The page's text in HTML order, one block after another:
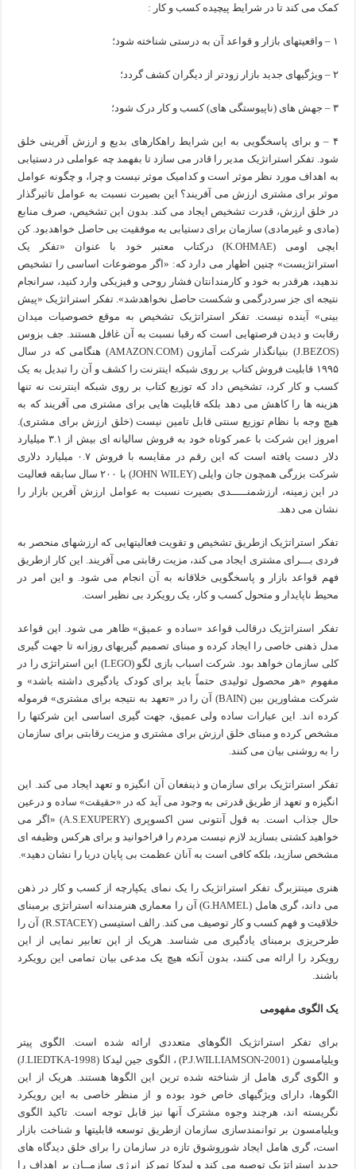
کمک می کند تا در شرایط پیچیده کسب و کار :
۱ – واقعیتهای بازار و قواعد آن به درستی شناخته شود؛
۲ – ویژگیهای جدید بازار زودتر از دیگران کشف گردد؛
۳ – جهش های (ناپیوستگی های) کسب و کار درک شود؛
۴ – و برای پاسخگویی به این شرایط راهکارهای بدیع و ارزش آفرینی خلق
شود. تفکر استراتژیک مدیر را قادر می سازد تا بفهمد چه عواملی در دستیابی
به اهداف مورد نظر موثر است و کدامیک موثر نیست و چرا، و چگونه عوامل
موثر برای مشتری ارزش می آفریند؟ این بصیرت نسبت به عوامل تاثیرگذار
در خلق ارزش، قدرت تشخیص ایجاد می کند. بدون این تشخیص، صرف منابع
(مادی و غیرمادی) سازمان برای دستیابی به موفقیت بی حاصل خواهدبود. کن
ایچی اومی (K.OHMAE) درکتاب معتبر خود با عنوان «تفکر یک
استراتژیست» چنین اظهار می دارد که: «اگر موضوعات اساسی را تشخیص
ندهید، هرقدر به خود و کارمندانتان فشار روحی و فیزیکی وارد کنید، سرانجام
نتیجه ای جز سردرگمی و شکست حاصل نخواهدشد». تفکر استراتژیک «پیش
بینی» آینده نیست. تفکر استراتژیک تشخیص به موقع خصوصیات میدان
رقابت و دیدن فرصتهایی است که رقبا نسبت به آن غافل هستند. جف بزوس
(J.BEZOS) بنیانگذار شرکت آمازون (AMAZON.COM) هنگامی که در سال
۱۹۹۵ قابلیت فروش کتاب بر روی شبکه اینترنت را کشف و آن را تبدیل به یک
کسب و کار کرد، تشخیص داد که توزیع کتاب بر روی شبکه اینترنت نه تنها
هزینه ها را کاهش می دهد بلکه قابلیت هایی برای مشتری می آفریند که به
هیچ وجه با نظام توزیع سنتی قابل تامین نیست (خلق ارزش برای مشتری).
امروز این شرکت با عمر کوتاه خود به فروش سالیانه ای بیش از ۳.۱ میلیارد
دلار دست یافته است که این رقم در مقایسه با فروش ۰.۷ میلیارد دلاری
شرکت بزرگی همچون جان وایلی (JOHN WILEY) با ۲۰۰ سال سابقه فعالیت
در این زمینه، ارزشمنـــــدی بصیرت نسبت به عوامل ارزش آفرین بازار را
نشان می دهد.
تفکر استراتژیک ازطریق تشخیص و تقویت فعالیتهایی که ارزشهای منحصر به
فردی بـــرای مشتری ایجاد می کند، مزیت رقابتی می آفریند. این کار ازطریق
فهم قواعد بازار و پاسخگویی خلاقانه به آن انجام می شود. و این امر در
محیط ناپایدار و متحول کسب و کار، یک رویکرد بی نظیر است.
تفکر استراتژیک درقالب قواعد «ساده و عمیق» ظاهر می شود. این قواعد
مدل ذهنی خاصی را ایجاد کرده و مبنای تصمیم گیریهای روزانه تا جهت گیری
کلی سازمان خواهد بود. شرکت اسباب بازی لگو (LEGO) این استراتژی را در
مفهوم «هر محصول تولیدی حتماً باید برای کودک یادگیری داشته باشد» و
شرکت مشاورین بین (BAIN) آن را در «تعهد به نتیجه برای مشتری» فرموله
کرده اند. این عبارات ساده ولی عمیق، جهت گیری اساسی این شرکتها را
مشخص کرده و مبنای خلق ارزش برای مشتری و مزیت رقابتی برای سازمان
را به روشنی بیان می کنند.
تفکر استراتژیک برای سازمان و ذینفعان آن انگیزه و تعهد ایجاد می کند. این
انگیزه و تعهد از طریق قدرتی به وجود می آید که در «حقیقت» ساده و درعین
حال جذاب است. به قول آنتونی سن اکسوپری (A.S.EXUPERY) «اگر می
خواهید کشتی بسازید لازم نیست مردم را فراخوانید و برای هرکس وظیفه ای
مشخص سازید، بلکه کافی است به آنان عظمت بی پایان دریا را نشان دهید».
هنری مینتزبرگ تفکر استراتژیک را یک نمای یکپارچه از کسب و کار در ذهن
می داند، گری هامل (G.HAMEL) آن را معماری هنرمندانه استراتژی برمبنای
خلاقیت و فهم کسب و کار توصیف می کند. رالف استیسی (R.STACEY) آن را
طرحریزی برمبنای یادگیری می شناسد. هریک از این تعابیر نمایی از این
رویکرد را ارائه می کنند، بدون آنکه هیچ یک مدعی بیان تمامی این رویکرد
باشند.
یک الگوی مفهومی
برای تفکر استراتژیک الگوهای متعددی ارائه شده است. الگوی پیتر
ویلیامسون (P.J.WILLIAMSON-2001) ، الگوی جین لیدکا (J.LIEDTKA-1998)
و الگوی گری هامل از شناخته شده ترین این الگوها هستند. هریک از این
الگوها، دارای ویژگیهای خاص خود بوده و از منظر خاصی به این رویکرد
نگریسته اند، هرچند وجوه مشترک آنها نیز قابل توجه است. تاکید الگوی
ویلیامسون بر توانمندسازی سازمان ازطریق توسعه قابلیتها و شناخت بازار
است، گری هامل ایجاد شوروشوق تازه در سازمان را برای خلق دیدگاه های
جدید استراتژیک توصیه می کند و لیدکا تمرکز انرژی سازمــان بر اهداف را